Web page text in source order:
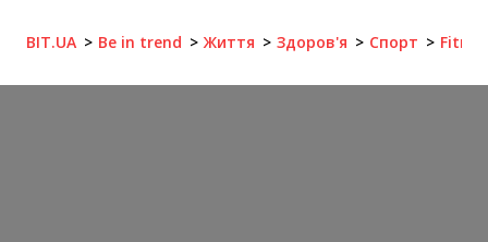
BIT.UA Be in trend Життя Здоров'я Спорт